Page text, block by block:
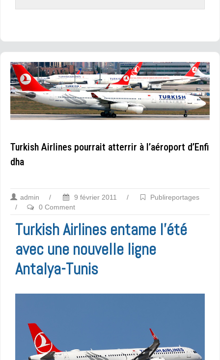
Turkish Airlines pourrait atterrir à l’aéroport d’Enfi
dha
admin / 9 février 2011 /
Publireportages
/
0 Comment
Turkish Airlines entame l’été
avec une nouvelle ligne
Antalya-Tunis